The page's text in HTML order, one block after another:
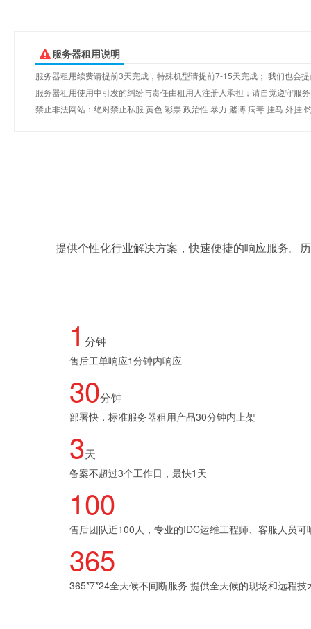
服务器租用说明
服务器租用续费请提前3天完成，特殊机型请提前7-15天完成； 我们也会
服务器租用使用中引发的纠纷与责任由租用人注册人承担；请自觉遵守
禁止非法网站：绝对禁止私服 黄色 彩票 政治性 暴力 赌博 病毒 挂马 外挂
提供个性化行业解决方案，快速便捷的响应服务。
1 分钟
售后工单响应1分钟内响应
30分钟
部署快，标准服务器租用产品30分钟内上架
3天
备案不超过3个工作日，最快1天
100
售后团队近100人，专业的IDC运维工程师、客服人员可
365
365*7*24全天候不间断服务 提供全天候的现场和远程技